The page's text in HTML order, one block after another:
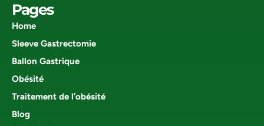
Pages
Home
Sleeve Gastrectomie
Ballon Gastrique
Obésité
Traitement de l’obésité
Blog